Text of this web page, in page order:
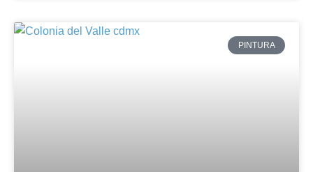
PINTURA